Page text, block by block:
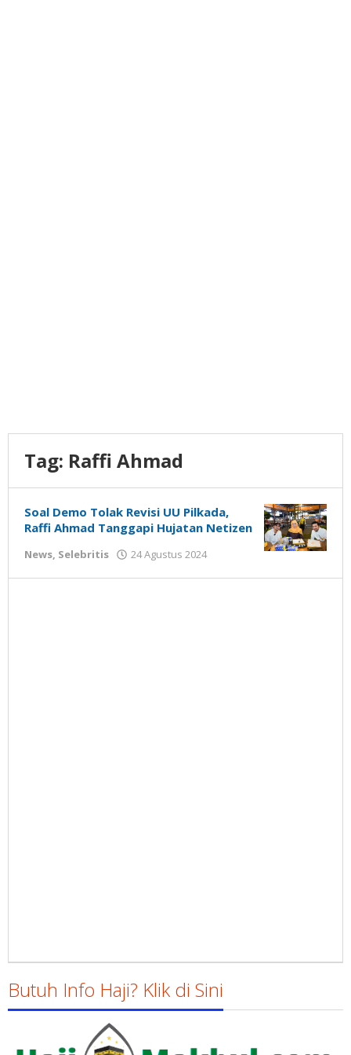
Tag: Raffi Ahmad
Soal Demo Tolak Revisi UU Pilkada,
Raffi Ahmad Tanggapi Hujatan Netizen
News, Selebritis 24 Agustus 2024
Susanto
Butuh Info Haji? Klik di Sini